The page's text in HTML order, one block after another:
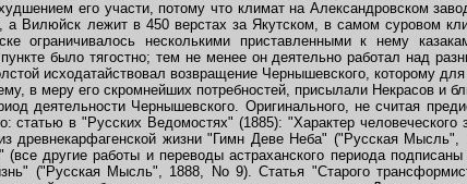
его участи, потому что климат на Александровском
Вилюйск лежит в 450 верстах за Якутском, в самом суровом
ограничивалось несколькими приставленными к нему
было тягостно; тем не менее он деятельно работал над
исходатайствовал возвращение Чернышевского, которому
в меру его скромнейших потребностей, присылали Некрасов и
деятельности Чернышевского. Оригинального, не считая
статью в "Русских Ведомостях" (1885): "Характер
древнекарфагенской жизни "Гимн Деве Неба" ("Русская
другие работы и переводы астраханского периода
("Русская Мысль", 1888, No 9). Статья "Старого